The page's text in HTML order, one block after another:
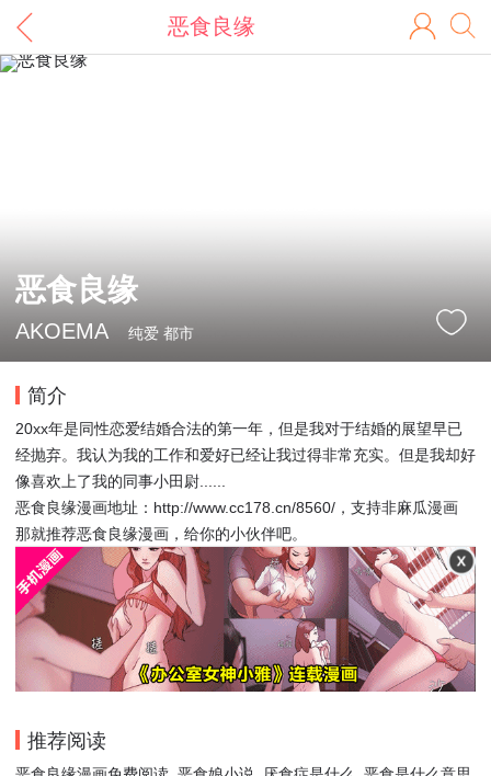
恶食良缘
恶食良缘
AKOEMA 纯爱 都市
简介
20xx年是同性恋爱结婚合法的第一年，但是我对于结婚的展望早已
经抛弃。我认为我的工作和爱好已经让我过得非常充实。但是我却好
像喜欢上了我的同事小田尉......
恶食良缘漫画地址：http://www.cc178.cn/8560/，支持非麻瓜漫画
那就推荐恶食良缘漫画，给你的小伙伴吧。
推荐阅读